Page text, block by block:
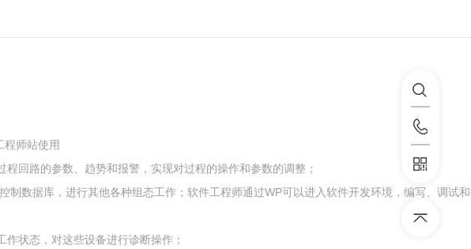
程师站使用
回路的参数、趋势和报警，实现对过程的操作和参数的调整；
制数据库，进行其他各种组态工作；软件工程师通过WP可以进入软件开发环境，编写、调试
状态，对这些设备进行诊断操作；